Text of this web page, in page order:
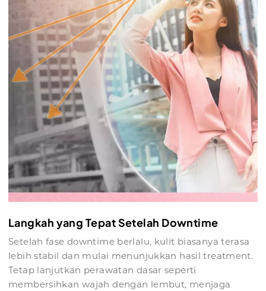
Langkah yang Tepat Setelah Downtime
Setelah fase downtime berlalu, kulit biasanya terasa
lebih stabil dan mulai menunjukkan hasil treatment.
Tetap lanjutkan perawatan dasar seperti
membersihkan wajah dengan lembut, menjaga